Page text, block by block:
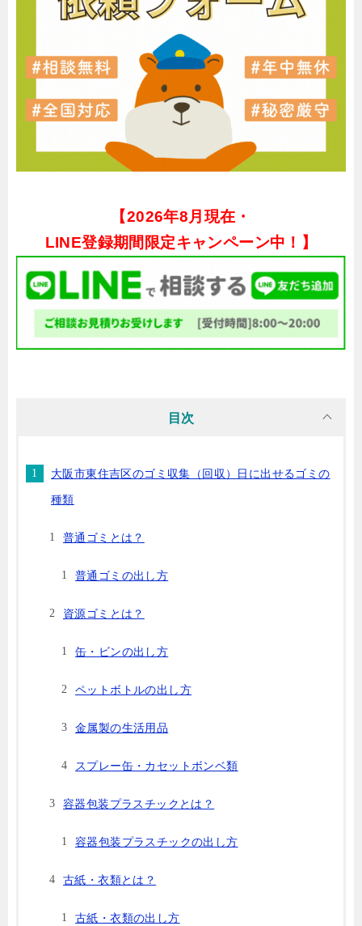
【2026年8月現在・
LINE登録期間限定キャンペーン中！】
目次
大阪市東住吉区のゴミ収集（回収）日に出せるゴミの
種類
普通ゴミとは？
普通ゴミの出し方
資源ゴミとは？
缶・ビンの出し方
ペットボトルの出し方
金属製の生活用品
スプレー缶・カセットボンベ類
容器包装プラスチックとは？
容器包装プラスチックの出し方
古紙・衣類とは？
古紙・衣類の出し方